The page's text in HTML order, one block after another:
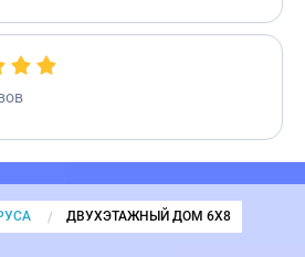
CURRENT:
ДВУХЭТАЖНЫЙ ДОМ 6Х8